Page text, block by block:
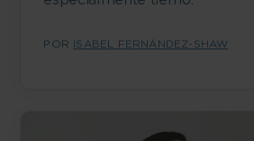
POR ISABEL FERNÁNDEZ-SHAW